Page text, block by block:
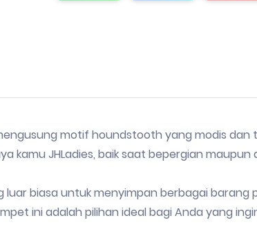
motif houndstooth yang modis dan
kamu JHLadies, baik saat bepergian maupun
luar biasa untuk menyimpan berbagai
ini adalah pilihan ideal bagi Anda yang